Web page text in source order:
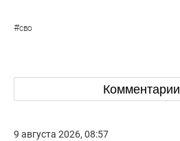
#сво
Комментарии
9 августа 2026, 08:57